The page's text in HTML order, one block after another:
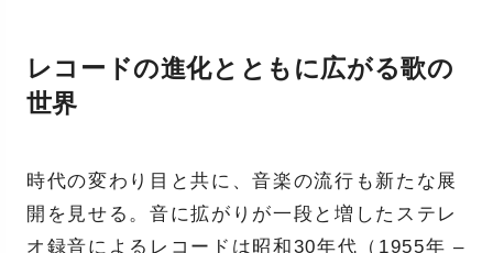
レコードの進化とともに広がる歌の
世界
時代の変わり目と共に、音楽の流行も新たな展
開を見せる。音に拡がりが一段と増したステレ
オ録音によるレコードは昭和30年代（1955年 –